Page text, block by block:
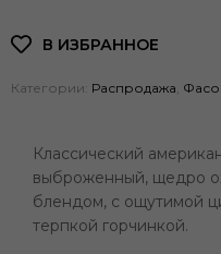
Категории: Распродажа
Классический
выброженный, щедро
блендом, с ощутимой
терпкой горчинкой.